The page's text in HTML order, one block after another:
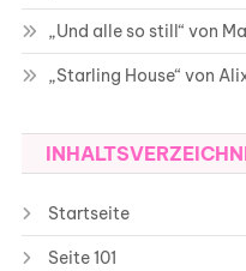
„Und alle so still“ von
„Starling House“ von
Startseite
Seite 101